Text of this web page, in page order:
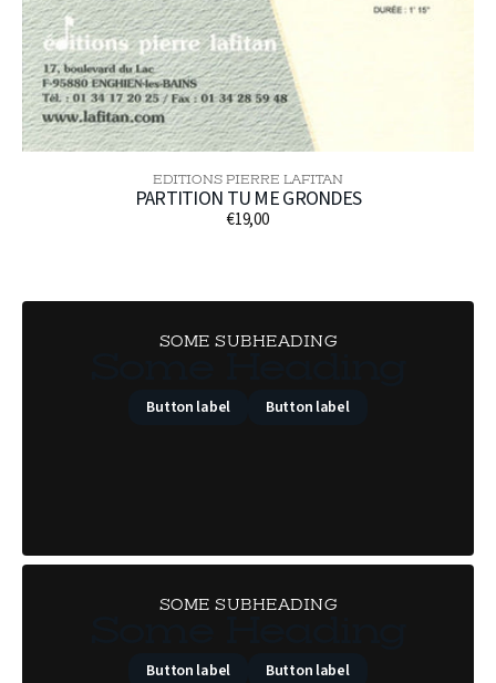
Distributeur :
EDITIONS PIERRE LAFITAN
PARTITION TU ME GRONDES
Prix
€19,00
SOME SUBHEADING
Button label Button label
SOME SUBHEADING
Button label Button label